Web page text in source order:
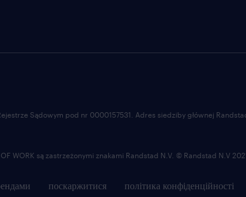
поскаржитися політика конфіденційності
Sądowym pod nr 0000157531. Adres siedziby głównej
OF WORK są zastrzeżonymi znakami Randstad N.V. © Randstad N.V